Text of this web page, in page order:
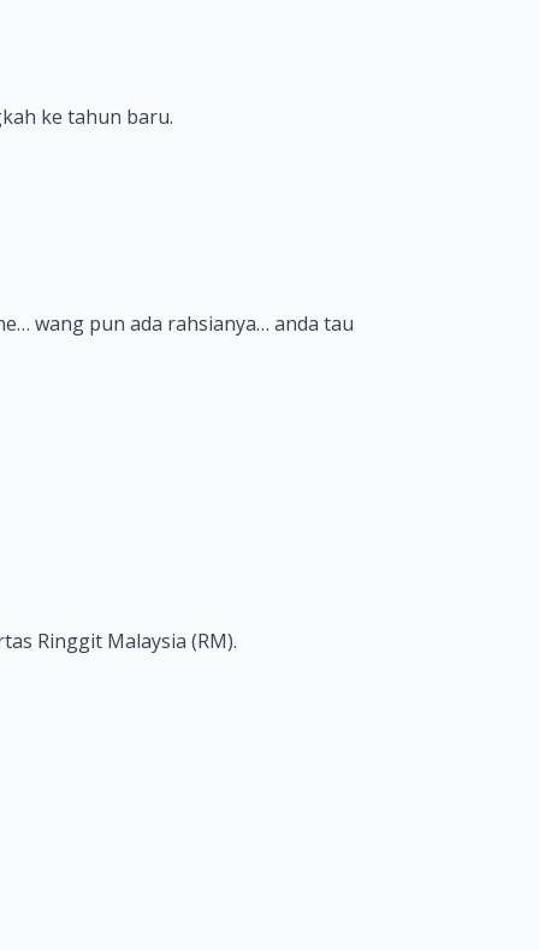
ke tahun baru.
wang pun ada rahsianya… anda tau
Ringgit Malaysia (RM).